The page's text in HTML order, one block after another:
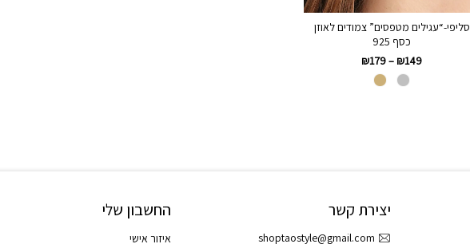
סליפי-“עגילים מטפסים” צמודים לאוזן
כסף 925
₪149
–
₪179
החשבון שלי
איזור אישי
יצירת קשר
shoptaostyle@gmail.com